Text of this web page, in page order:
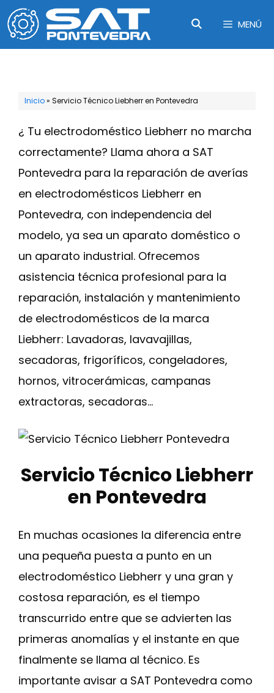
Saltar
al
contenido
MENÚ
Inicio» Servicio Técnico Liebherr en Pontevedra
¿ Tu electrodoméstico Liebherr no marcha
correctamente? Llama ahora a SAT
Pontevedra para la reparación de averías
en electrodomésticos Liebherr en
Pontevedra, con independencia del
modelo, ya sea un aparato doméstico o
un aparato industrial. Ofrecemos
asistencia técnica profesional para la
reparación, instalación y mantenimiento
de electrodomésticos de la marca
Liebherr: Lavadoras, lavavajillas,
secadoras, frigoríficos, congeladores,
hornos, vitrocerámicas, campanas
extractoras, secadoras…
Servicio Técnico Liebherr
en Pontevedra
En muchas ocasiones la diferencia entre
una pequeña puesta a punto en un
electrodoméstico Liebherr y una gran y
costosa reparación, es el tiempo
transcurrido entre que se advierten las
primeras anomalías y el instante en que
finalmente se llama al técnico. Es
importante avisar a SAT Pontevedra como